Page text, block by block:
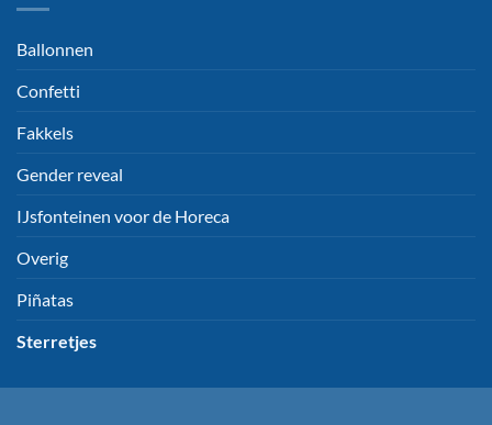
Ballonnen
Confetti
Fakkels
Gender reveal
IJsfonteinen voor de Horeca
Overig
Piñatas
Sterretjes